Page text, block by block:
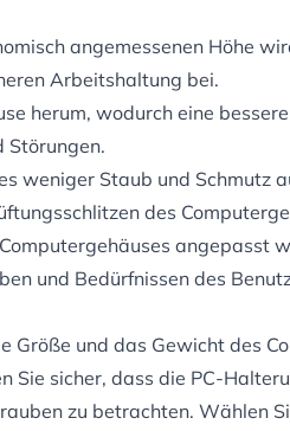
angemessenen Höhe
Arbeitshaltung bei.
herum, wodurch eine
Störungen.
weniger Staub und Schmutz
des
angepasst
und Bedürfnissen des
und das Gewicht des
Sie sicher, dass die PC-
zu betrachten. Wählen